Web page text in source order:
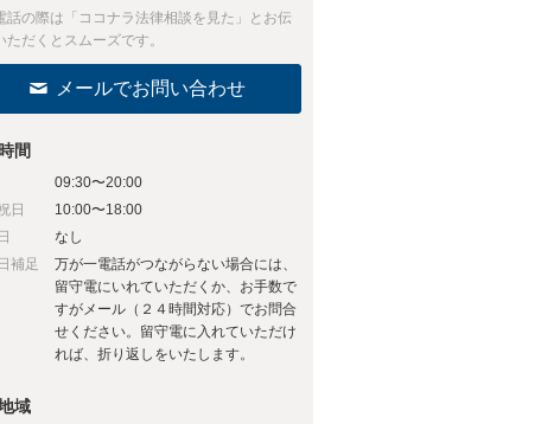
話の際は「ココナラ法律相談を見た」とお伝
ただくとスムーズです。
メールでお問い合わせ
間
09:30〜20:00
日
10:00〜18:00
なし
補足
万が一電話がつながらない場合には、
留守電にいれていただくか、お手数で
すがメール（２４時間対応）でお問合
せください。留守電に入れていただけ
れば、折り返しをいたします。
域